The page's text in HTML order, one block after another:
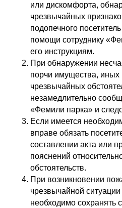
или дискомфорта,
чрезвычайных
подопечного
помощи сотруднику
его инструкциям.
При обнаружении
порчи имущества,
чрезвычайных
незамедлительно
«Фемили парка» и
Если имеется
вправе обязать
составлении акта или
пояснений
обстоятельств.
При возникновении
чрезвычайной
необходимо сохранять
Оферта
Политика конфиденциальности